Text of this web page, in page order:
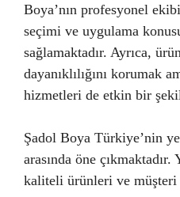
Boya’nın profesyonel
seçimi ve uygulama
sağlamaktadır. Ayrıca,
dayanıklılığını korumak
hizmetleri de etkin bir
Şadol Boya Türkiye’nin
arasında öne
kaliteli ürünleri ve müşteri